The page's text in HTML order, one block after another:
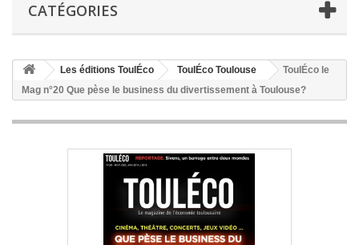
CATÉGORIES
Les éditions ToulÉco ToulÉco Toulouse
ToulÉco le
Mag n°20 Que pèse le business du divertissement à Toulouse?